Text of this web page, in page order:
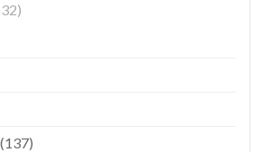
(137)